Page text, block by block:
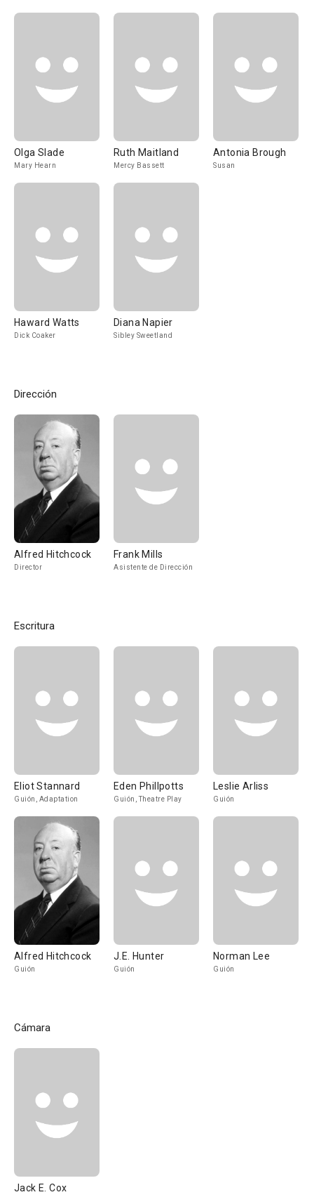
Olga Slade
Mary Hearn
Ruth Maitland
Mercy Bassett
Antonia Brough
Susan
Haward Watts
Dick Coaker
Diana Napier
Sibley Sweetland
Dirección
Alfred Hitchcock
Director
Frank Mills
Asistente de Dirección
Escritura
Eliot Stannard
Guión, Adaptation
Eden Phillpotts
Guión, Theatre Play
Leslie Arliss
Guión
Alfred Hitchcock
Guión
J.E. Hunter
Guión
Norman Lee
Guión
Cámara
Jack E. Cox